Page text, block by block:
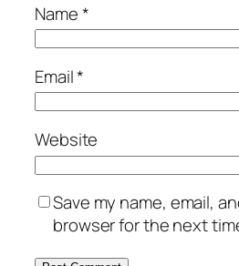
Name*
Email*
Website
Save my name, email,
browser for the next